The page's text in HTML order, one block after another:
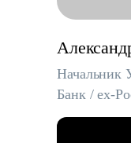
Начальник
Банк / ex-